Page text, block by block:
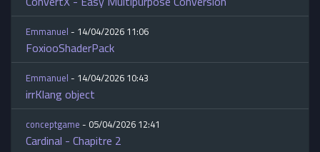
Emmanuel- 14/04/2026 11:06
FoxiooShaderPack
Emmanuel- 14/04/2026 10:43
irrKlang object
conceptgame- 05/04/2026 12:41
Cardinal - Chapitre 2